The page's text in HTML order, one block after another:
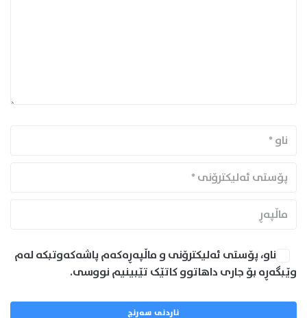
ناو، پۆستی ئەلیکترۆنی و ماڵپەڕەکەم پاشەکەوتبکە لەم
وێبگەڕە بۆ جاری داهاتوو کاتێک تێبینیم نووسی.